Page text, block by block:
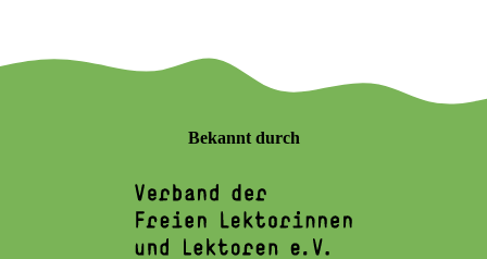
Bekannt durch